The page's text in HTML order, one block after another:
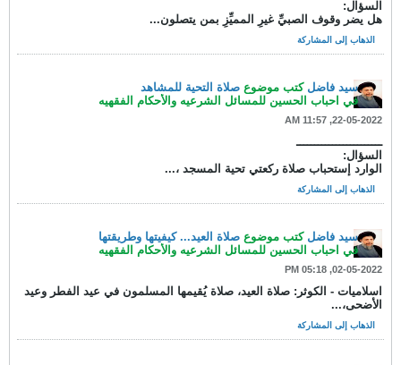
السؤال:
هل يضر وقوف الصبيِّ غيرِ المميِّزِ بمن يتصلون...
الذهاب إلى المشاركة
سيد فاضل كتب موضوع صلاة التحية للمشاهد
في احباب الحسين للمسائل الشرعيه والأحكام الفقهيه
22-05-2022, 11:57 AM
ــــــــــــــــــــــــ
السؤال:
الوارد إستحباب صلاة ركعتي تحية المسجد ،...
الذهاب إلى المشاركة
سيد فاضل كتب موضوع صلاة العيد... كيفيتها وطريقتها
في احباب الحسين للمسائل الشرعيه والأحكام الفقهيه
02-05-2022, 05:18 PM
اسلاميات - الكوثر: صلاة العيد، صلاة یُقیمها المسلمون في عيد الفطر وعيد
الأضحى،...
الذهاب إلى المشاركة